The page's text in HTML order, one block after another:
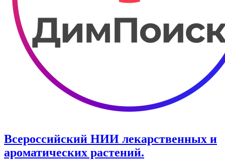
Всероссийский НИИ лекарственных и
ароматических растений.